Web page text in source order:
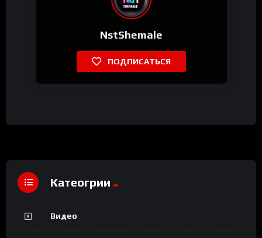
NstShemale
ПОДПИСАТЬСЯ
Катеогрии
Видео